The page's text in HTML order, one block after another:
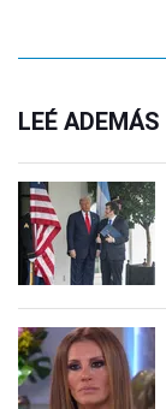
LEÉ ADEMÁS